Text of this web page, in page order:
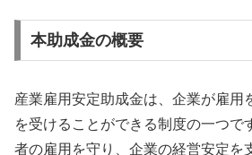
本助成金の概要
産業雇用安定助成金は、企業が雇用
を受けることができる制度の一つで
者の雇用を守り、企業の経営安定を